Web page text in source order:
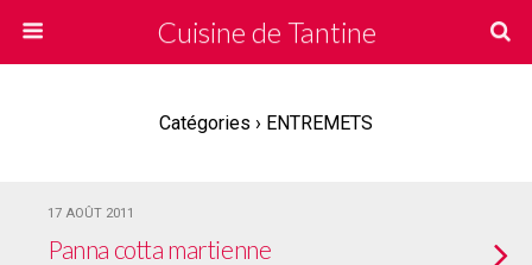
Cuisine de Tantine
Catégories › ENTREMETS
17 AOÛT 2011
Panna cotta martienne